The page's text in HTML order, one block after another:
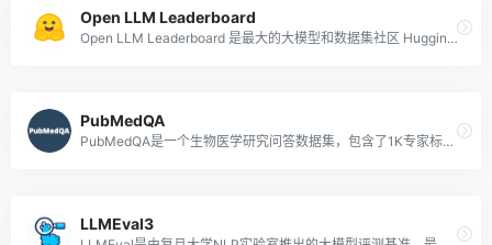
Open LLM Leaderboard
Open LLM Leaderboard 是最大的大模型和数据集社区 HuggingFace 推出的开源大模型排行榜单，基于 Eleuther AI Language Model Evaluation Harness（Eleuther AI语言模型评估框架）封装。
PubMedQA
PubMedQA是一个生物医学研究问答数据集，包含了1K专家标注，61.2K 个未标注和 211.3K 个人工生成的QA实例，该排行榜目前已收录18个模型的医学测试得分。
LLMEval3